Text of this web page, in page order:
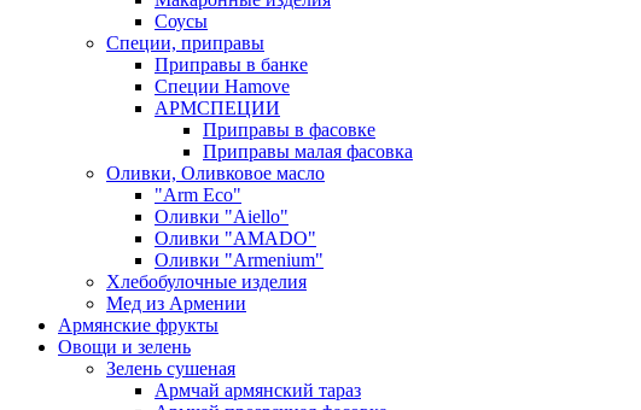
Соусы
Специи, приправы
Приправы в банке
Специи Hamove
АРМСПЕЦИИ
Приправы в фасовке
Приправы малая фасовка
Оливки, Оливковое масло
"Arm Eco"
Оливки "Aiello"
Оливки "AMADO"
Оливки "Armenium"
Хлебобулочные изделия
Мед из Армении
Армянские фрукты
Овощи и зелень
Зелень сушеная
Армчай армянский тараз